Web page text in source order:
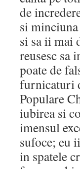
de
si
si sa ii mai
reusesc sa
poate de
furnicaturi
Populare
iubirea si
imensul
sufoce; eu
in spatele